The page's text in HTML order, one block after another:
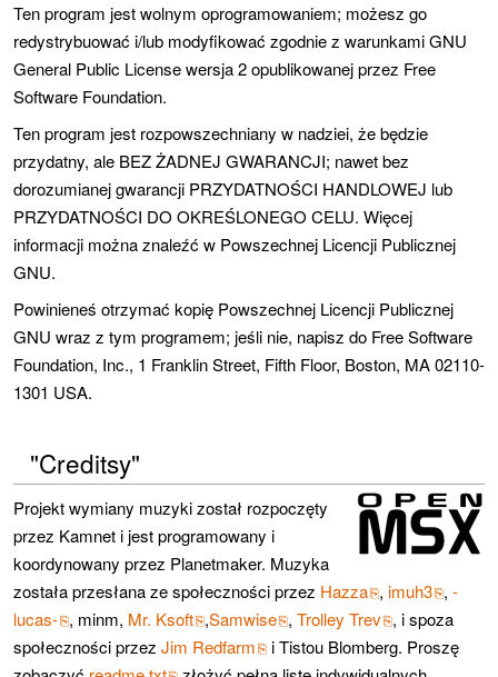
Ten program jest wolnym oprogramowaniem; możesz go
redystrybuować i/lub modyfikować zgodnie z warunkami GNU
General Public License wersja 2 opublikowanej przez Free
Software Foundation.
Ten program jest rozpowszechniany w nadziei, że będzie
przydatny, ale BEZ ŻADNEJ GWARANCJI; nawet bez
dorozumianej gwarancji PRZYDATNOŚCI HANDLOWEJ lub
PRZYDATNOŚCI DO OKREŚLONEGO CELU. Więcej
informacji można znaleźć w Powszechnej Licencji Publicznej
GNU.
Powinieneś otrzymać kopię Powszechnej Licencji Publicznej
GNU wraz z tym programem; jeśli nie, napisz do Free Software
Foundation, Inc., 1 Franklin Street, Fifth Floor, Boston, MA 02110-
1301 USA.
"Creditsy"
Projekt wymiany muzyki został rozpoczęty
przez Kamnet i jest programowany i
koordynowany przez Planetmaker. Muzyka
została przesłana ze społeczności przez Hazza , imuh3 , -
lucas- , minm, Mr. Ksoft ,Samwise , Trolley Trev , i spoza
społeczności przez Jim Redfarm
i Tistou Blomberg. Proszę